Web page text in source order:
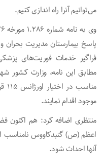
می‌توانیم آنرا راه اندازی کنیم.
پاسخ بیمارستان مدیریت
فراگیر خدمات فوریت‌های
مطابق این نامه، وزارت کشور
موجود اقدام نمایند.
اعظم (ص) گنبدکاووس نامناسب
آنها احداث شود.